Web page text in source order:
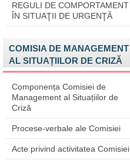
REGULI DE COMPORTAMENT
ÎN SITUAŢII DE URGENŢĂ
COMISIA DE MANAGEMENT
AL SITUAȚIILOR DE CRIZĂ
Componența Comisiei de
Management al Situațiilor de
Criză
Procese-verbale ale Comisiei
Acte privind activitatea Comisiei